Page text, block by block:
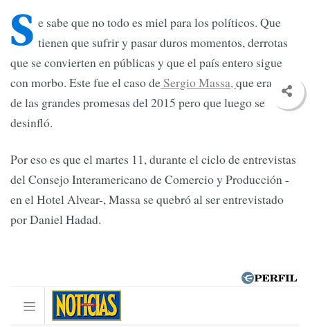
S e sabe que no todo es miel para los políticos. Que
tienen que sufrir y pasar duros momentos, derrotas
que se convierten en públicas y que el país entero sigue
con morbo. Este fue el caso de Sergio Massa,que era una
de las grandes promesas del 2015 pero que luego se
desinfló.
Por eso es que el martes 11, durante el ciclo de entrevistas
del Consejo Interamericano de Comercio y Producción -
en el Hotel Alvear-, Massa se quebró al ser entrevistado
por Daniel Hadad.